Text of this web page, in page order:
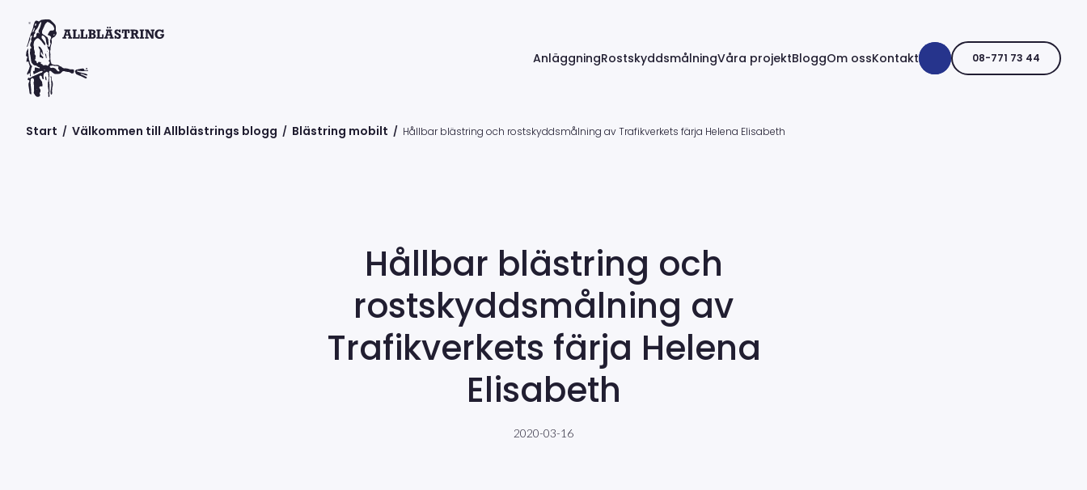
AnläggningRostskyddsmålningVåra projektBloggOm ossKontakt 08-771 73 44
Start / Välkommen till Allblästrings blogg / Blästring mobilt / Hållbar blästring och rostskyddsmålning av Trafikverkets färja Helena Elisabeth
Hållbar blästring och
rostskyddsmålning av
Trafikverkets färja Helena
Elisabeth
2020-03-16